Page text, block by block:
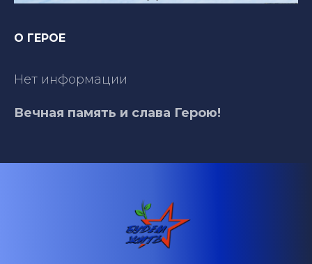
О ГЕРОЕ
Нет информации
Вечная память и слава Герою!